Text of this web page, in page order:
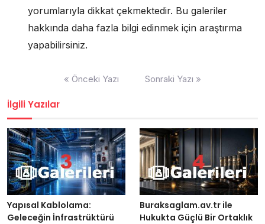
yorumlarıyla dikkat çekmektedir. Bu galeriler
hakkında daha fazla bilgi edinmek için araştırma
yapabilirsiniz.
« Önceki Yazı Sonraki Yazı »
İlgili Yazılar
Yapısal Kablolama:
Geleceğin İnfrastrüktürü
Buraksaglam.av.tr ile
Hukukta Güçlü Bir Ortaklık